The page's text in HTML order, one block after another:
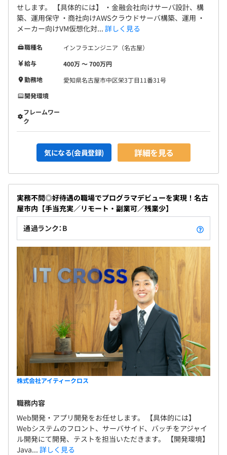
せします。 【具体的には】 ・金融会社向けサーバ設計、構
築、運用保守 ・商社向けAWSクラウドサーバ構築、運用 ・
メーカー向けVM仮想化対... 詳しく見る
職種名
インフラエンジニア（名古屋）
給与
400万 〜 700万円
勤務地
愛知県名古屋市中区栄3丁目11番31号
開発環境
フレームワー
ク
気になる(会員登録) 詳細を見る
実務不問◎好待遇の職場でプログラマデビューを実現！名古
屋市内【手当充実／リモート・副業可／残業少】
通過ランク：B
株式会社アイティークロス
職務内容
Web開発・アプリ開発をお任せします。 【具体的には】
Webシステムのフロント、サーバサイド、バッチをアジャイ
ル開発にて開発、テストを担当いただきます。 【開発環境】
Java... 詳しく見る